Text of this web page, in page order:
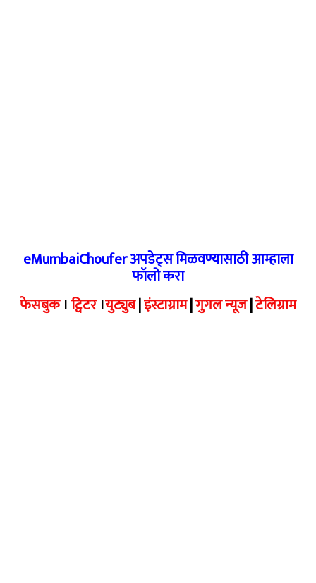
eMumbaiChoufer अपडेट्स मिळवण्यासाठी आम्हाला
फॉलो करा
फेसबुक।ट्विटर।युट्युब|इंस्टाग्राम|गुगल न्यूज|टेलिग्राम